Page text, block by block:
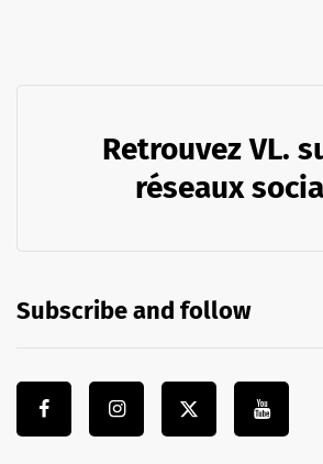
Retrouvez VL.
réseaux
Subscribe and follow